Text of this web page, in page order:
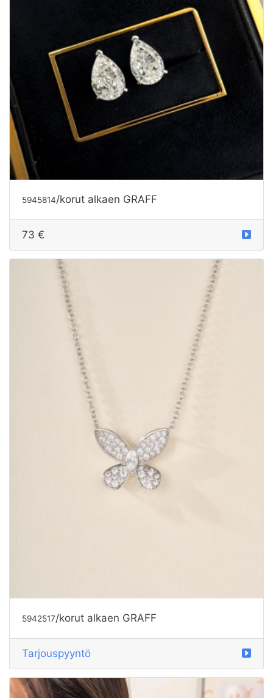
5945814/korut alkaen GRAFF
73 €
5942517/korut alkaen GRAFF
Tarjouspyyntö